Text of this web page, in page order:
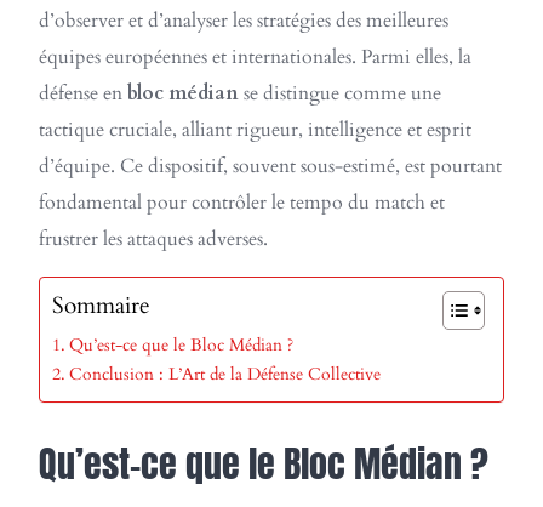
d’observer et d’analyser les stratégies des meilleures
équipes européennes et internationales. Parmi elles, la
défense enbloc médianse distingue comme une
tactique cruciale, alliant rigueur, intelligence et esprit
d’équipe. Ce dispositif, souvent sous-estimé, est pourtant
fondamental pour contrôler le tempo du match et
frustrer les attaques adverses.
Sommaire
Qu’est-ce que le Bloc Médian ?
Conclusion : L’Art de la Défense Collective
Qu’est-ce que le Bloc Médian ?